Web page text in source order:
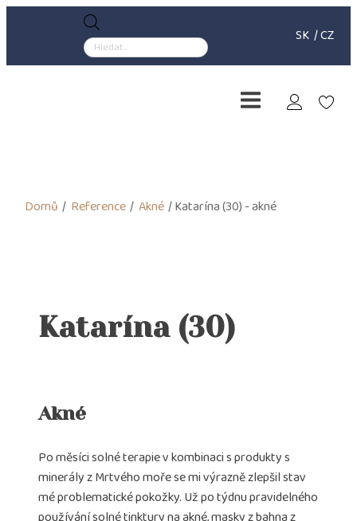
Products
search
SK /CZ
Domů / Reference/ Akné/ Katarína (30) - akné
Katarína (30)
Akné
Po měsíci solné terapie v kombinaci s produkty s
minerály z Mrtvého moře se mi výrazně zlepšil stav
mé problematické pokožky. Už po týdnu pravidelného